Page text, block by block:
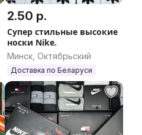
2.50 р.
Супер стильные высокие
носки Nike.
Минск, Октябрьский
Доставка по Беларуси